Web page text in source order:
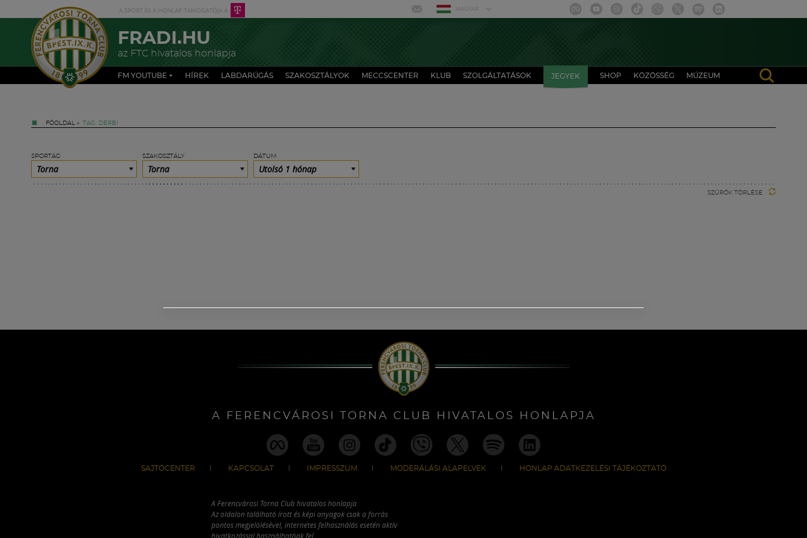
MAGYAR
FRADI.HU
az FTC hivatalos honlapja
FM YOUTUBE + HÍREK LABDARÚGÁS SZAKOSZTÁLYOK MECCSCENTER KLUB SZOLGÁLTATÁSOK JEGYEK SHOP KÖZÖSSÉG MÚZEUM
FŐOLDAL » TAG: DERBI
SPORTÁG
Torna
SZAKOSZTÁLY
Torna
DÁTUM
Utolsó 1 hónap
SZŰRŐK TÖRLÉSE
A FERENCVÁROSI TORNA CLUB HIVATALOS HONLAPJA
SAJTÓCENTER KAPCSOLAT IMPRESSZUM MODERÁLÁSI ALAPELVEK HONLAP ADATKEZELÉSI TÁJÉKOZTATÓ
A Ferencvárosi Torna Club hivatalos honlapja
Az oldalon található írott és képi anyagok csak a forrás
pontos megjelölésével, internetes felhasználás esetén aktív
hivatkozással használhatóak fel.